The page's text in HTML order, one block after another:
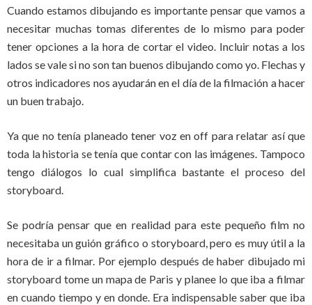
Cuando estamos dibujando es importante pensar que vamos a
necesitar muchas tomas diferentes de lo mismo para poder
tener opciones a la hora de cortar el video. Incluir notas a los
lados se vale si no son tan buenos dibujando como yo. Flechas y
otros indicadores nos ayudarán en el día de la filmación a hacer
un buen trabajo.
Ya que no tenía planeado tener voz en off para relatar así que
toda la historia se tenía que contar con las imágenes. Tampoco
tengo diálogos lo cual simplifica bastante el proceso del
storyboard.
Se podría pensar que en realidad para este pequeño film no
necesitaba un guión gráfico o storyboard, pero es muy útil a la
hora de ir a filmar. Por ejemplo después de haber dibujado mi
storyboard tome un mapa de Paris y planee lo que iba a filmar
en cuando tiempo y en donde. Era indispensable saber que iba